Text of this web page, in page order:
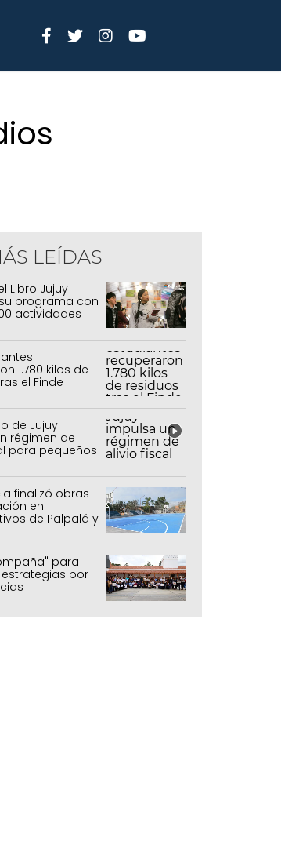
LEÍDAS
Libro Jujuy
programa con
actividades
1.780 kilos de
el Finde
de Jujuy
régimen de
para pequeños
finalizó obras
en
de Palpalá y
para
por